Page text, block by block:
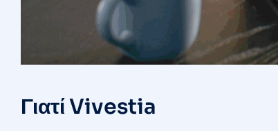
Γιατί Vivestia